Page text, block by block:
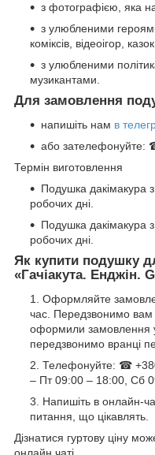
з фотографією, яка
з улюбленими
коміксів, відеоігор,
з улюбленими
музикантами.
Для замовлення
напишіть нам в
або зателефонуйте:
Термін виготовлення
Подушка дакімакура
робочих дні.
Подушка дакімакура
робочих дні.
Як купити подушку
«Гачіакута. Енджін.
Оформляйте
час. Передзвонимо
оформили замовлення
передзвонимо вранці
Телефонуйте: ☎
– Пт 09:00 – 18:00, Сб
Напишіть в онлайн-
питання, що цікавлять.
Дізнатися гуртову ціну
онлайн чаті.